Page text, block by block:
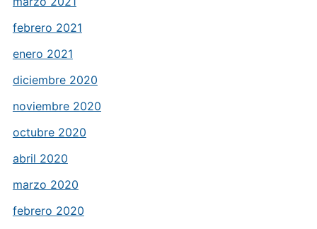
febrero 2021
enero 2021
diciembre 2020
noviembre 2020
octubre 2020
abril 2020
marzo 2020
febrero 2020